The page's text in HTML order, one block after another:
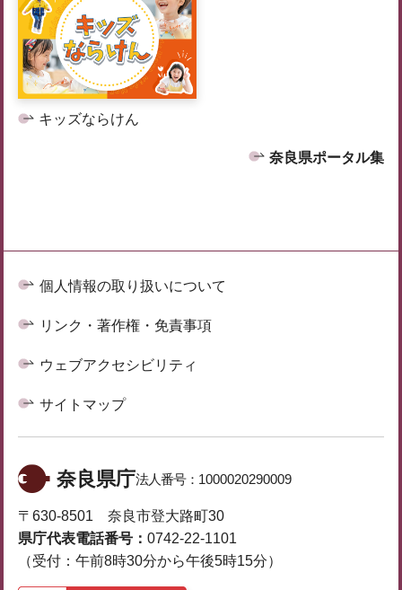
キッズならけん
奈良県ポータル集
個人情報の取り扱いについて
リンク・著作権・免責事項
ウェブアクセシビリティ
サイトマップ
奈良県庁法人番号： 1000020290009
〒630-8501 奈良市登大路町30
県庁代表電話番号： 0742-22-1101
（受付：午前8時30分から午後5時15分）